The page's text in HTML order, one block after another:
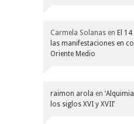
Carmela Solanas en El
las manifestaciones en
Oriente Medio
raimon arola en
los siglos XVI y XVII’